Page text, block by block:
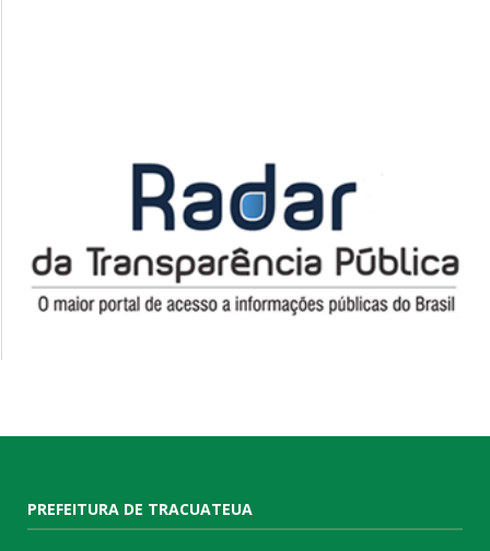
PREFEITURA DE TRACUATEUA